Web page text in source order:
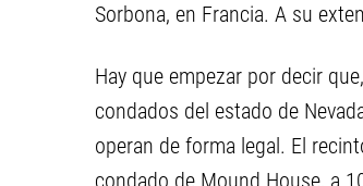
Sorbona, en Francia. A su
Hay que empezar por decir
condados del estado de
operan de forma legal. El
condado de Mound House, a